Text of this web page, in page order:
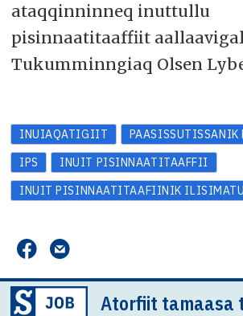
ataqqinninneq inuttullu
pisinnaatitaaffiit
Tukumminngiaq Olsen
INUIAQATIGIIT
PAASISSUTISSANIK
IPS
INUIT PISINNAATITAAFFII
INUIT PISINNAATITAAFIINIK
Atorfiit tamaasa